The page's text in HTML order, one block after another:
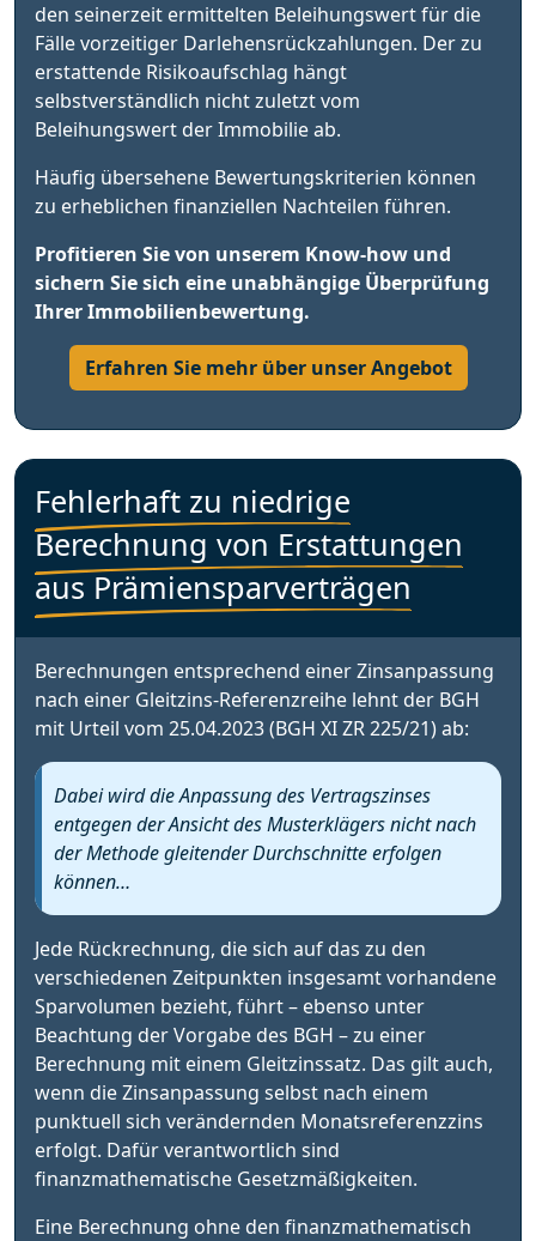
den seinerzeit ermittelten Beleihungswert für die
Fälle vorzeitiger Darlehensrückzahlungen. Der zu
erstattende Risikoaufschlag hängt
selbstverständlich nicht zuletzt vom
Beleihungswert der Immobilie ab.
Häufig übersehene Bewertungskriterien können
zu erheblichen finanziellen Nachteilen führen.
Profitieren Sie von unserem Know-how und
sichern Sie sich eine unabhängige Überprüfung
Ihrer Immobilienbewertung.
Erfahren Sie mehr über unser Angebot
Fehlerhaft zu niedrige
Berechnung von Erstattungen
aus Prämiensparverträgen
Berechnungen entsprechend einer Zinsanpassung
nach einer Gleitzins-Referenzreihe lehnt der BGH
mit Urteil vom 25.04.2023 (BGH XI ZR 225/21) ab:
Dabei wird die Anpassung des Vertragszinses
entgegen der Ansicht des Musterklägers nicht nach
der Methode gleitender Durchschnitte erfolgen
können…
Jede Rückrechnung, die sich auf das zu den
verschiedenen Zeitpunkten insgesamt vorhandene
Sparvolumen bezieht, führt – ebenso unter
Beachtung der Vorgabe des BGH – zu einer
Berechnung mit einem Gleitzinssatz. Das gilt auch,
wenn die Zinsanpassung selbst nach einem
punktuell sich verändernden Monatsreferenzzins
erfolgt. Dafür verantwortlich sind
finanzmathematische Gesetzmäßigkeiten.
Eine Berechnung ohne den finanzmathematisch